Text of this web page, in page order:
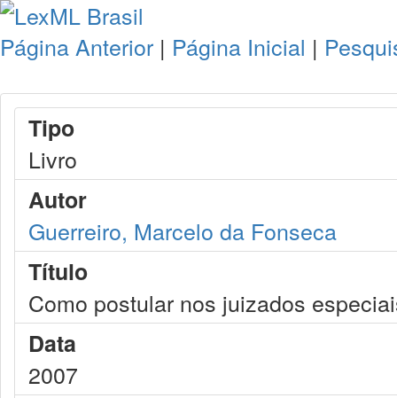
Página Anterior | Página Inicial |
Tipo
Livro
Autor
Guerreiro, Marcelo da Fonseca
Título
Como postular nos juizados
Data
2007